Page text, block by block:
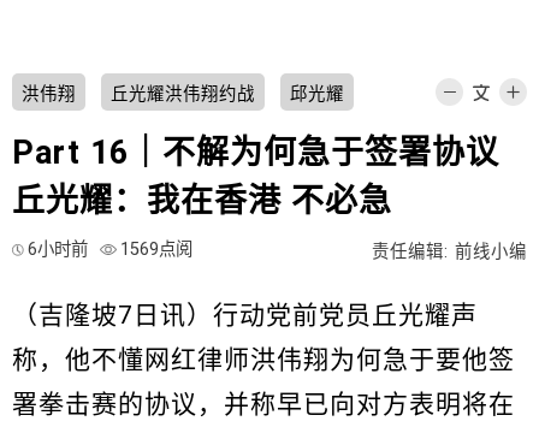
洪伟翔 丘光耀洪伟翔约战 邱光耀
Part 16｜不解为何急于签署协议
丘光耀：我在香港 不必急
6小时前 1569点阅 责任编辑: 前线小编
（吉隆坡7日讯）行动党前党员丘光耀声
称，他不懂网红律师洪伟翔为何急于要他签
署拳击赛的协议，并称早已向对方表明将在